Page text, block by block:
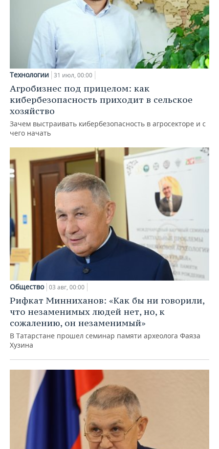
Технологии 31 июл, 00:00
Агробизнес под прицелом: как
кибербезопасность приходит в сельское
хозяйство
Зачем выстраивать кибербезопасность в агросекторе и с
чего начать
Общество 03 авг, 00:00
Рифкат Минниханов: «Как бы ни говорили,
что незаменимых людей нет, но, к
сожалению, он незаменимый»
В Татарстане прошел семинар памяти археолога Фаяза
Хузина